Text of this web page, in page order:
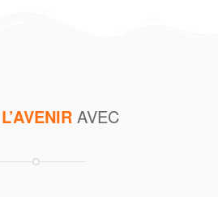
L’AVENIR AVEC